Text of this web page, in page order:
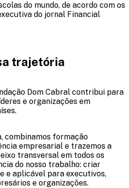
do mundo, de acordo com os
do jornal Financial
trajetória
Dom Cabral contribui para
e organizações em
combinamos formação
empresarial e trazemos a
transversal em todos os
do nosso trabalho: criar
e aplicável para executivos,
e organizações.